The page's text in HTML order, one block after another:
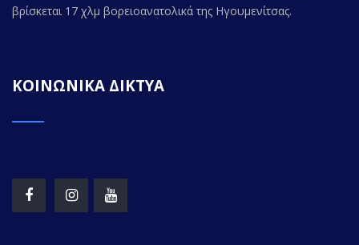
βρίσκεται 17 χλμ βορειοανατολικά της Ηγουμενίτσας.
ΚΟΙΝΩΝΙΚΑ ΔΙΚΤΥΑ